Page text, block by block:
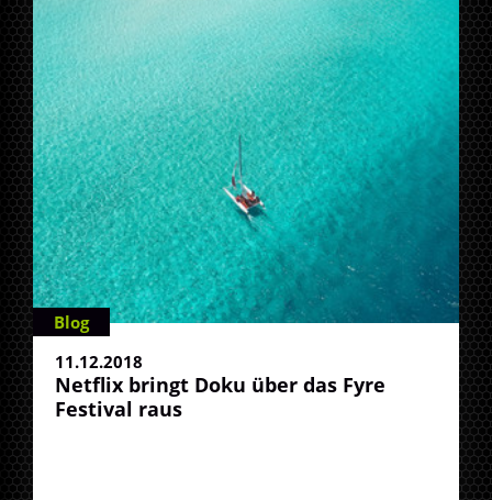
Blog
11.12.2018
Netflix bringt Doku über das Fyre
Festival raus